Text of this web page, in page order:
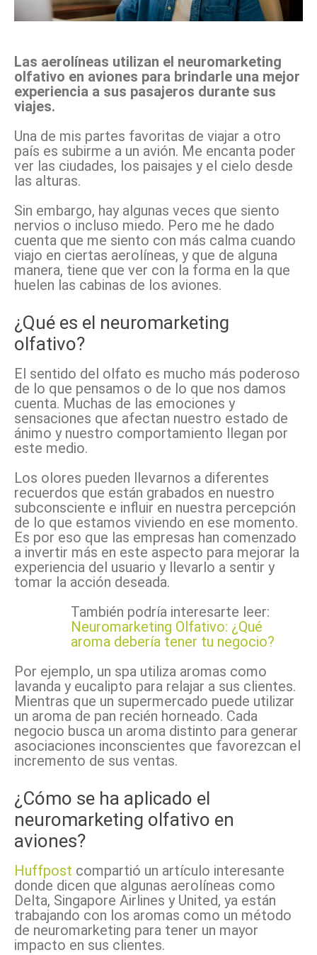
Las aerolíneas utilizan el neuromarketing
olfativo en aviones para brindarle una mejor
experiencia a sus pasajeros durante sus
viajes.
Una de mis partes favoritas de viajar a otro
país es subirme a un avión. Me encanta poder
ver las ciudades, los paisajes y el cielo desde
las alturas.
Sin embargo, hay algunas veces que siento
nervios o incluso miedo. Pero me he dado
cuenta que me siento con más calma cuando
viajo en ciertas aerolíneas, y que de alguna
manera, tiene que ver con la forma en la que
huelen las cabinas de los aviones.
¿Qué es el neuromarketing
olfativo?
El sentido del olfato es mucho más poderoso
de lo que pensamos o de lo que nos damos
cuenta. Muchas de las emociones y
sensaciones que afectan nuestro estado de
ánimo y nuestro comportamiento llegan por
este medio.
Los olores pueden llevarnos a diferentes
recuerdos que están grabados en nuestro
subconsciente e influir en nuestra percepción
de lo que estamos viviendo en ese momento.
Es por eso que las empresas han comenzado
a invertir más en este aspecto para mejorar la
experiencia del usuario y llevarlo a sentir y
tomar la acción deseada.
También podría interesarte leer:
Neuromarketing Olfativo: ¿Qué
aroma debería tener tu negocio?
Por ejemplo, un spa utiliza aromas como
lavanda y eucalipto para relajar a sus clientes.
Mientras que un supermercado puede utilizar
un aroma de pan recién horneado. Cada
negocio busca un aroma distinto para generar
asociaciones inconscientes que favorezcan el
incremento de sus ventas.
¿Cómo se ha aplicado el
neuromarketing olfativo en
aviones?
Huffpost compartió un artículo interesante
donde dicen que algunas aerolíneas como
Delta, Singapore Airlines y United, ya están
trabajando con los aromas como un método
de neuromarketing para tener un mayor
impacto en sus clientes.